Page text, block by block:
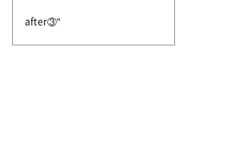
after③"